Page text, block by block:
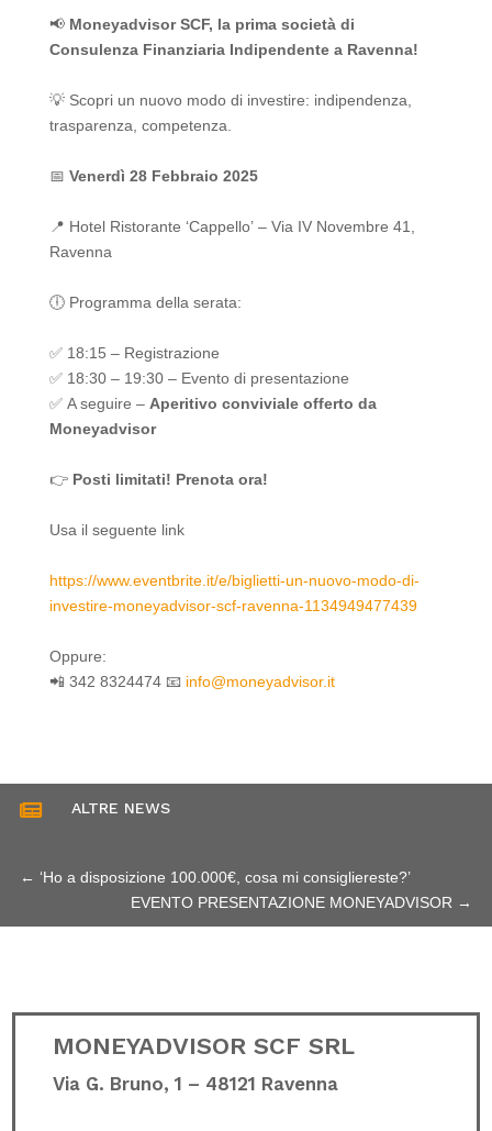
📢 Moneyadvisor SCF, la prima società di
Consulenza Finanziaria Indipendente a Ravenna!
💡 Scopri un nuovo modo di investire: indipendenza,
trasparenza, competenza.
📅 Venerdì 28 Febbraio 2025
📍 Hotel Ristorante ‘Cappello’ – Via IV Novembre 41,
Ravenna
🕕 Programma della serata:
✅ 18:15 – Registrazione
✅ 18:30 – 19:30 – Evento di presentazione
✅ A seguire – Aperitivo conviviale offerto da
Moneyadvisor
👉 Posti limitati! Prenota ora!
Usa il seguente link
https://www.eventbrite.it/e/biglietti-un-nuovo-modo-di-
investire-moneyadvisor-scf-ravenna-1134949477439
Oppure:
📲 342 8324474 📧 info@moneyadvisor.it
 ALTRE NEWS
← ‘Ho a disposizione 100.000€, cosa mi consigliereste?’
EVENTO PRESENTAZIONE MONEYADVISOR →
MONEYADVISOR SCF SRL
Via G. Bruno, 1 – 48121 Ravenna